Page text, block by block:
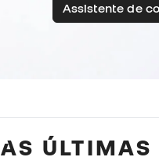
Assistente de
AS ÚLTIMAS NOVIDADES NA